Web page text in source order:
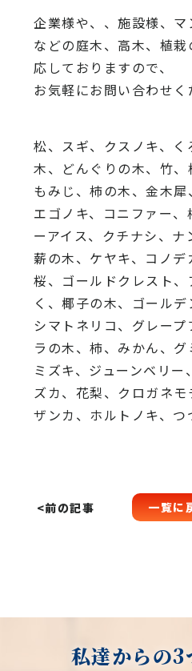
企業様や、、施設様、
などの庭木、高木、植
応しておりますので、
お気軽にお問い合わせく
松、スギ、クスノキ、
木、どんぐりの木、竹、
もみじ、柿の木、金木
エゴノキ、コニファー
ーアイス、クチナシ、ナ
薪の木、ケヤキ、コノデ
桜、ゴールドクレスト、
く、椰子の木、ゴールデ
シマトネリコ、グレー
ラの木、柿、みかん、
ミズキ、ジューンベリー
ズカ、花梨、クロガネ
ザンカ、ホルトノキ、つ
<前の記事 一覧に
私達からの3